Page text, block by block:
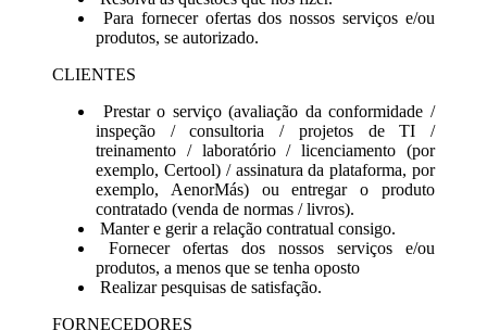
Para fornecer ofertas dos nossos serviços e/ou
produtos, se autorizado.
CLIENTES
Prestar o serviço (avaliação da conformidade /
inspeção / consultoria / projetos de TI /
treinamento / laboratório / licenciamento (por
exemplo, Certool) / assinatura da plataforma, por
exemplo, AenorMás) ou entregar o produto
contratado (venda de normas / livros).
Manter e gerir a relação contratual consigo.
Fornecer ofertas dos nossos serviços e/ou
produtos, a menos que se tenha oposto
Realizar pesquisas de satisfação.
FORNECEDORES